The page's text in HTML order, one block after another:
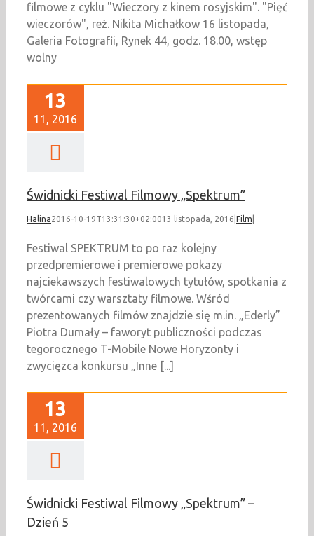
filmowe z cyklu "Wieczory z kinem rosyjskim". "Pięć
wieczorów", reż. Nikita Michałkow 16 listopada,
Galeria Fotografii, Rynek 44, godz. 18.00, wstęp
wolny
13
11, 2016
Świdnicki Festiwal Filmowy „Spektrum”
Halina2016-10-19T13:31:30+02:0013 listopada, 2016 Film
Festiwal SPEKTRUM to po raz kolejny
przedpremierowe i premierowe pokazy
najciekawszych festiwalowych tytułów, spotkania z
twórcami czy warsztaty filmowe. Wśród
prezentowanych filmów znajdzie się m.in. „Ederly”
Piotra Dumały – faworyt publiczności podczas
tegorocznego T-Mobile Nowe Horyzonty i
zwycięzca konkursu „Inne [...]
13
11, 2016
Świdnicki Festiwal Filmowy „Spektrum” –
Dzień 5